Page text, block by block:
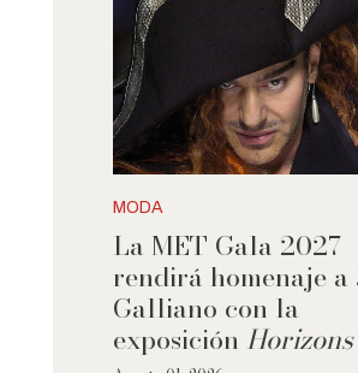
MODA
La MET Gala 2027
rendirá homenaje a
Galliano con la
exposición Horizons